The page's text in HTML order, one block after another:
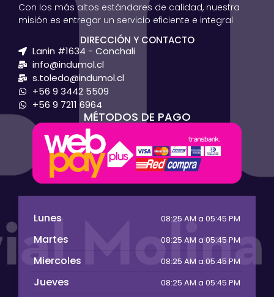
Con los más altos estándares de calidad, nuestra
misión es entregar un servicio eficiente e integral
DIRECCIÓN Y CONTACTO
Lanin #1634 - Conchali
info@indumol.cl
s.toledo@indumol.cl
+56 9 3442 5509
+56 9 7211 6964
MÉTODOS DE PAGO
Lunes 08:25 AM a 05:45 PM
Martes 08:25 AM a 05:45 PM
Miercoles 08:25 AM a 05:45 PM
Jueves 08:25 AM a 05:45 PM